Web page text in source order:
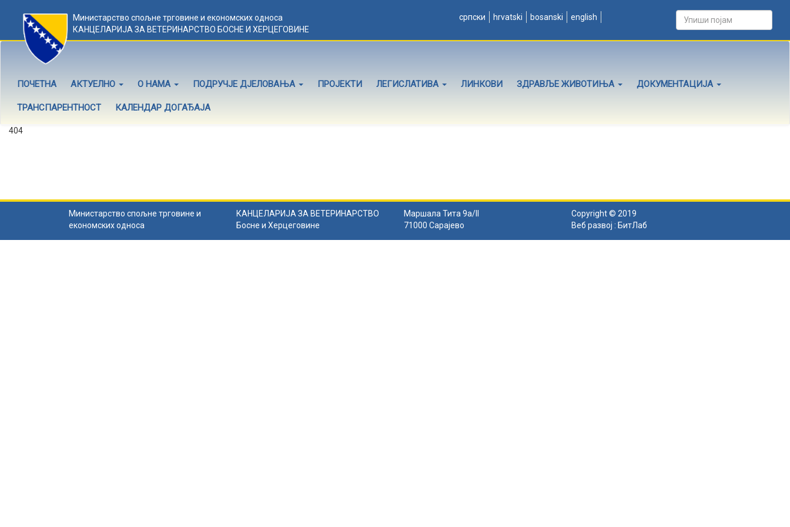
Министарство спољне трговине и економских односа
КАНЦЕЛАРИЈА ЗА ВЕТЕРИНАРСТВО БОСНЕ И ХЕРЦЕГОВИНЕ
српски hrvatski bosanski english
ПОЧЕТНА АКТУЕЛНО О НАМА ПОДРУЧЈЕ ДЈЕЛОВАЊА ПРОЈЕКТИ ЛЕГИСЛАТИВА ЛИНКОВИ ЗДРАВЉЕ ЖИВОТИЊА ДОКУМЕНТАЦИЈА
ТРАНСПАРЕНТНОСТ КАЛЕНДАР ДОГАЂАЈА
404
Министарство спољне трговине и
економских односа
КАНЦЕЛАРИЈА ЗА ВЕТЕРИНАРСТВО
Босне и Херцеговине
Маршала Тита 9а/II
71000 Сарајево
Copyright © 2019
Веб развој : БитЛаб